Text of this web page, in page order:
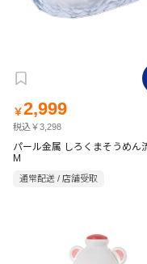
￥2,999
税込￥3,298
パール金属 しろくまそうめん
M
通常配送 / 店舗受取